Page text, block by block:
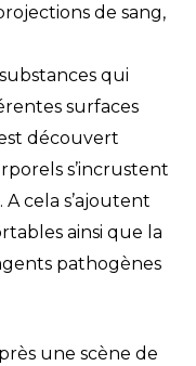
de sang,
qui
surfaces
découvert
s’incrustent
cela s’ajoutent
ainsi que la
pathogènes
une scène de